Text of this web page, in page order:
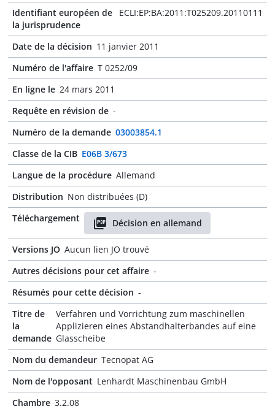
Identifiant européen de
la jurisprudence
ECLI:EP:BA:2011:T025209.20110111
Date de la décision 11 janvier 2011
Numéro de l'affaire T 0252/09
En ligne le 24 mars 2011
Requête en révision de -
Numéro de la demande 03003854.1
Classe de la CIB E06B 3/673
Langue de la procédure Allemand
Distribution Non distribuées (D)
Téléchargement
Décision en allemand
Versions JO Aucun lien JO trouvé
Autres décisions pour cet affaire -
Résumés pour cette décision -
Titre de
la
demande
Verfahren und Vorrichtung zum maschinellen
Applizieren eines Abstandhalterbandes auf eine
Glasscheibe
Nom du demandeur Tecnopat AG
Nom de l'opposant Lenhardt Maschinenbau GmbH
Chambre 3.2.08